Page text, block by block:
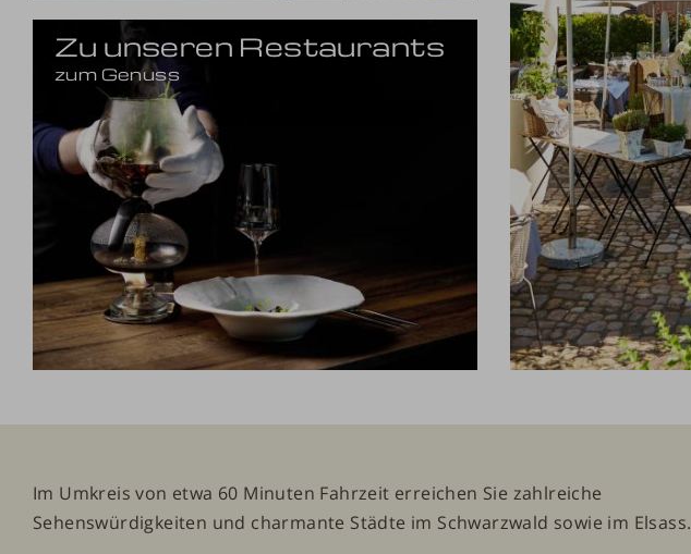
Zu unseren Restaurants
zum Genuss
Im Umkreis von etwa 60 Minuten Fahrzeit erreichen Sie zahlreiche
Sehenswürdigkeiten und charmante Städte im Schwarzwald sowie im Elsass.